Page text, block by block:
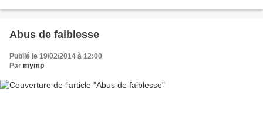
Abus de faiblesse
Publié le 19/02/2014 à 12:00
Par mymp